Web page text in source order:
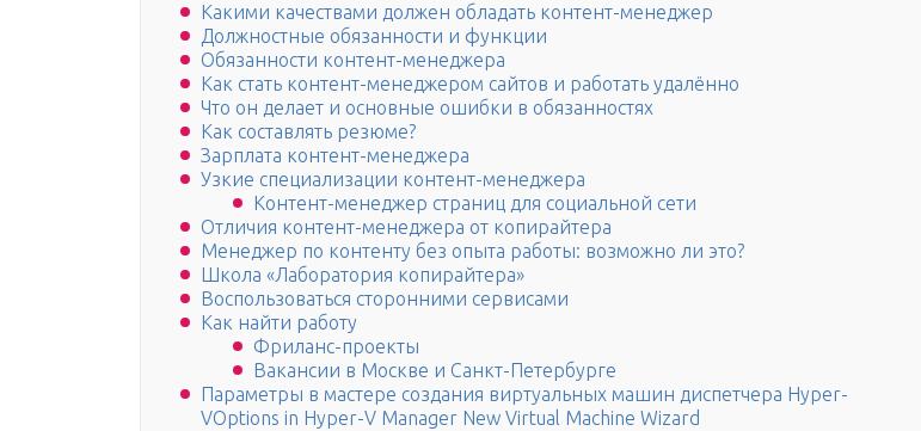
Какими качествами должен обладать контент-менеджер
Должностные обязанности и функции
Обязанности контент-менеджера
Как стать контент-менеджером сайтов и работать удалённо
Что он делает и основные ошибки в обязанностях
Как составлять резюме?
Зарплата контент-менеджера
Узкие специализации контент-менеджера
Контент-менеджер страниц для социальной сети
Отличия контент-менеджера от копирайтера
Менеджер по контенту без опыта работы: возможно ли это?
Школа «Лаборатория копирайтера»
Воспользоваться сторонними сервисами
Как найти работу
Фриланс-проекты
Вакансии в Москве и Санкт-Петербурге
Параметры в мастере создания виртуальных машин диспетчера Hyper-
VOptions in Hyper-V Manager New Virtual Machine Wizard